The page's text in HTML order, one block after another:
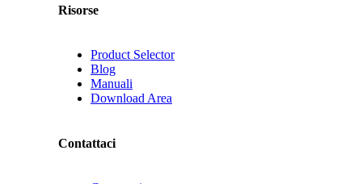
Risorse
Product Selector
Blog
Manuali
Download Area
Contattaci